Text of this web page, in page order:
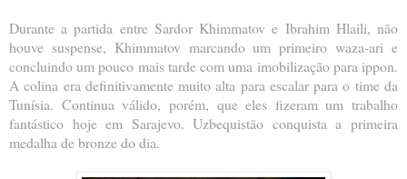
Durante a partida entre Sardor Khimmatov e Ibrahim Hlaili, não
houve suspense, Khimmatov marcando um primeiro waza-ari e
concluindo um pouco mais tarde com uma imobilização para ippon.
A colina era definitivamente muito alta para escalar para o time da
Tunísia. Continua válido, porém, que eles fizeram um trabalho
fantástico hoje em Sarajevo. Uzbequistão conquista a primeira
medalha de bronze do dia.